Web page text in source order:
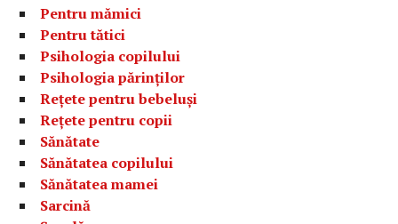
Pentru mămici
Pentru tătici
Psihologia copilului
Psihologia părinților
Rețete pentru bebeluși
Rețete pentru copii
Sănătate
Sănătatea copilului
Sănătatea mamei
Sarcină